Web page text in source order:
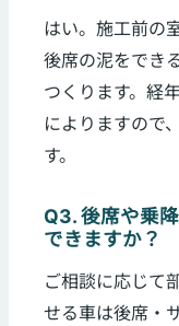
はい。施工前の
後席の泥をでき
つくります。経
によりますので
す。
Q3. 後席や乗
できますか？
ご相談に応じて
せる車は後席・